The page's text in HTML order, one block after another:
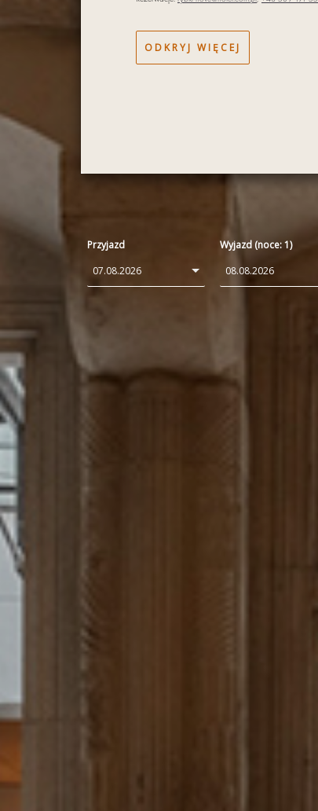
Przyjazd Wyjazd (noce:1)
ODKRYJ WIĘCEJ